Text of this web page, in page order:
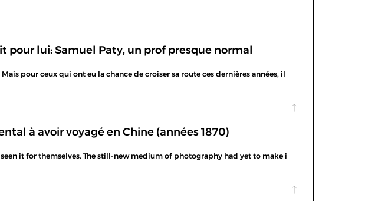
pour lui: Samuel Paty, un prof presque normal
pour ceux qui ont eu la chance de croiser sa route ces dernières années, il
à avoir voyagé en Chine (années 1870)
it for themselves. The still-new medium of photography had yet to make i